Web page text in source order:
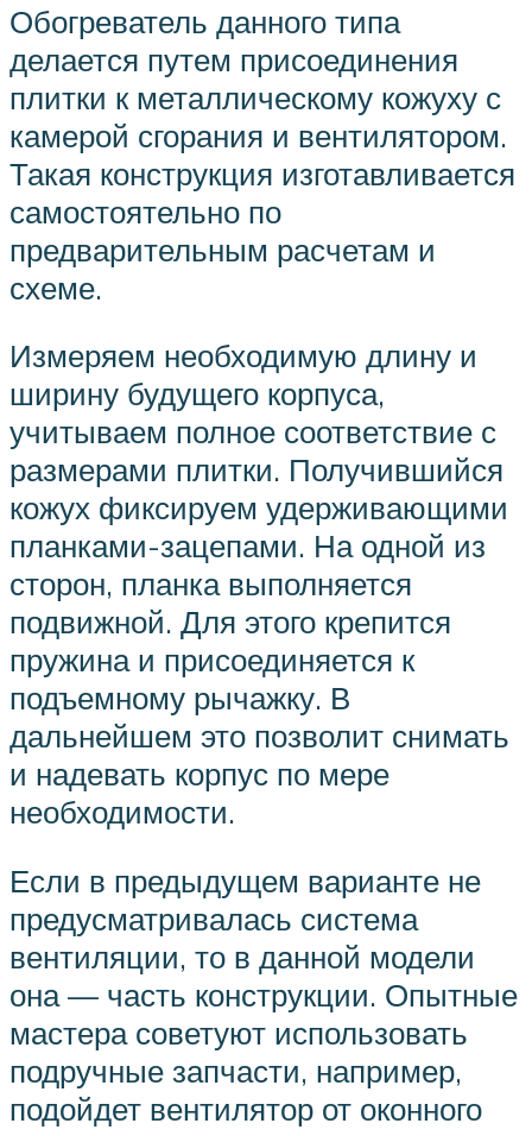
Обогреватель данного типа
делается путем присоединения
плитки к металлическому кожуху с
камерой сгорания и вентилятором.
Такая конструкция изготавливается
самостоятельно по
предварительным расчетам и
схеме.
Измеряем необходимую длину и
ширину будущего корпуса,
учитываем полное соответствие с
размерами плитки. Получившийся
кожух фиксируем удерживающими
планками-зацепами. На одной из
сторон, планка выполняется
подвижной. Для этого крепится
пружина и присоединяется к
подъемному рычажку. В
дальнейшем это позволит снимать
и надевать корпус по мере
необходимости.
Если в предыдущем варианте не
предусматривалась система
вентиляции, то в данной модели
она — часть конструкции. Опытные
мастера советуют использовать
подручные запчасти, например,
подойдет вентилятор от оконного